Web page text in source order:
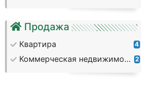
Продажа
Квартира 4
Коммерческая недвижимость 2